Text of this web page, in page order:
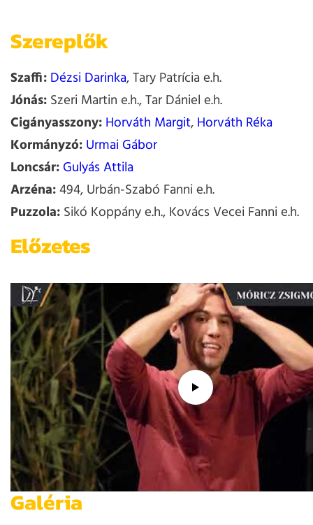
Szereplők
Szaffi:Dézsi Darinka, Tary Patrícia e.h.
Jónás:Szeri Martin e.h., Tar Dániel e.h.
Cigányasszony:Horváth Margit,Horváth Réka
Kormányzó:Urmai Gábor
Loncsár:Gulyás Attila
Arzéna:494, Urbán-Szabó Fanni e.h.
Puzzola:Sikó Koppány e.h., Kovács Vecei Fanni e.h.
Előzetes
Galéria